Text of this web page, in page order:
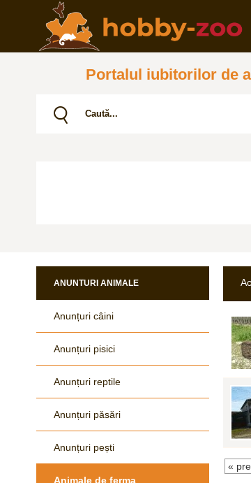
Portalul iubitorilor de
ANUNTURI ANIMALE
Anunțuri câini
Anunțuri pisici
Anunțuri reptile
Anunțuri păsări
Anunțuri pești
Animale de ferma
«